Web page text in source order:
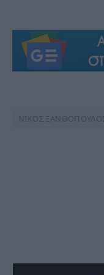
ΝΙΚΟΣ ΞΑΝΘΟΠΟΥΛΟΣ